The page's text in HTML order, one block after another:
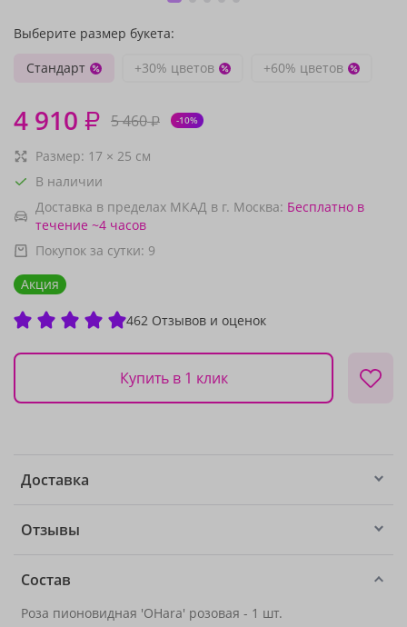
Выберите размер букета:
Стандарт
+30% цветов +60% цветов
4 910 ₽ 5 460₽ -10%
Размер: 17 × 25 см
В наличии
Доставка в пределах МКАД в г. Москва: Бесплатно в
течение ~4 часов
Покупок за сутки: 9
Акция
462 Отзывов и оценок
Купить в 1 клик
Доставка
Отзывы
Состав
Роза пионовидная 'OHara' розовая - 1 шт.